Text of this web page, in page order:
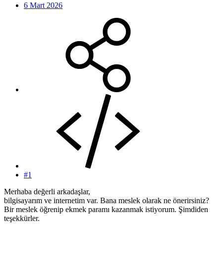
6 Mart 2026
#1
Merhaba değerli arkadaşlar,
bilgisayarım ve internetim var. Bana meslek olarak ne önerirsiniz?
Bir meslek öğrenip ekmek paramı kazanmak istiyorum. Şimdiden
teşekkürler.